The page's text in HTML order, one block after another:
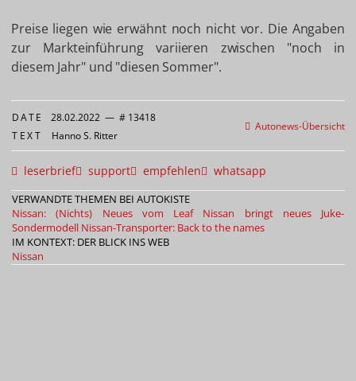
Preise liegen wie erwähnt noch nicht vor. Die Angaben
zur Markteinführung variieren zwischen "noch in
diesem Jahr" und "diesen Sommer".
Autonews-Übersicht
DATE 28.02.2022 — # 13418
TEXT Hanno S. Ritter
leserbrief support empfehlen whatsapp
VERWANDTE THEMEN BEI AUTOKISTE
Nissan: (Nichts) Neues vom Leaf
Nissan bringt neues Juke-
Sondermodell Nissan-Transporter: Back to the names
IM KONTEXT: DER BLICK INS WEB
Nissan